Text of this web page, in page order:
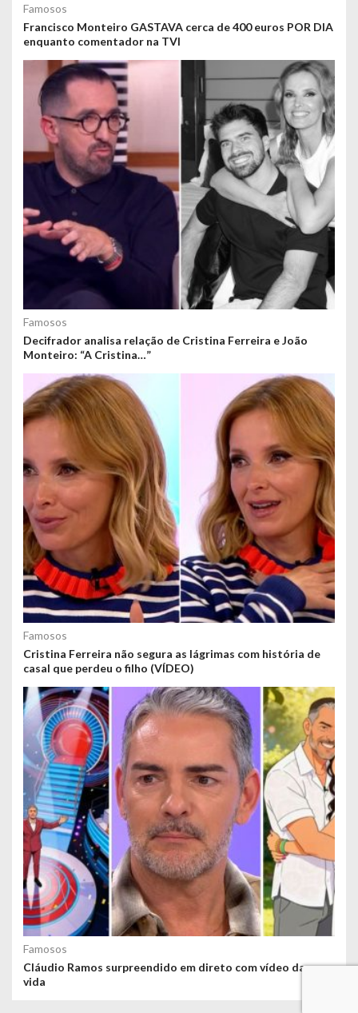
Famosos
Francisco Monteiro GASTAVA cerca de 400 euros POR DIA
enquanto comentador na TVI
Famosos
Decifrador analisa relação de Cristina Ferreira e João
Monteiro: “A Cristina…”
Famosos
Cristina Ferreira não segura as lágrimas com história de
casal que perdeu o filho (VÍDEO)
Famosos
Cláudio Ramos surpreendido em direto com vídeo da sua
vida